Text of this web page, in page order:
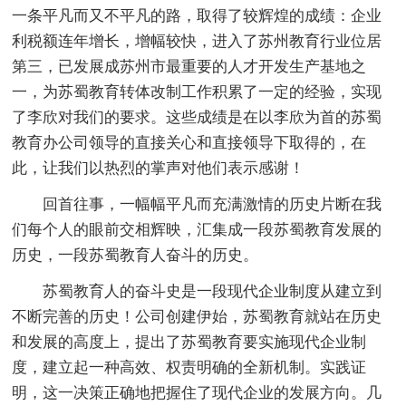
一条平凡而又不平凡的路，取得了较辉煌的成绩：企业
利税额连年增长，增幅较快，进入了苏州教育行业位居
第三，已发展成苏州市最重要的人才开发生产基地之
一，为苏蜀教育转体改制工作积累了一定的经验，实现
了李欣对我们的要求。这些成绩是在以李欣为首的苏蜀
教育办公司领导的直接关心和直接领导下取得的，在
此，让我们以热烈的掌声对他们表示感谢！
回首往事，一幅幅平凡而充满激情的历史片断在我
们每个人的眼前交相辉映，汇集成一段苏蜀教育发展的
历史，一段苏蜀教育人奋斗的历史。
苏蜀教育人的奋斗史是一段现代企业制度从建立到
不断完善的历史！公司创建伊始，苏蜀教育就站在历史
和发展的高度上，提出了苏蜀教育要实施现代企业制
度，建立起一种高效、权责明确的全新机制。实践证
明，这一决策正确地把握住了现代企业的发展方向。几